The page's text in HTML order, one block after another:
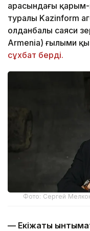
арасындағы
туралы Kazinform
Қолданбалы саяси
Armenia) ғылыми
сұхбат берді.
Фото: Сергей
— Екіжақты